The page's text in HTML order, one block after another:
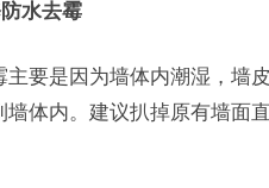
水去霉
主要是因为墙体内潮湿，墙
墙体内。建议扒掉原有墙面